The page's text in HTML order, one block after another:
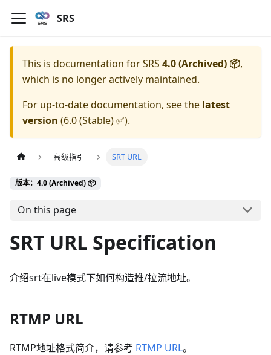
SRS
This is documentation forSRS 4.0 (Archived) 📦,
which is no longer actively maintained.
For up-to-date documentation, see the latest
version (6.0 (Stable) ✅).
高级指引 SRT URL
版本：4.0 (Archived) 📦
On this page
SRT URL Specification
介绍srt在live模式下如何构造推/拉流地址。
RTMP URL
RTMP地址格式简介，请参考 RTMP URL。